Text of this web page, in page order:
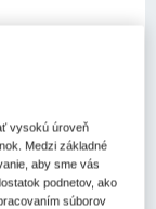
k aplikácii
a o zmene a
xxxxxxxxx
vysokú úroveň
Medzi základné
aby sme vás
podnetov, ako
súborov